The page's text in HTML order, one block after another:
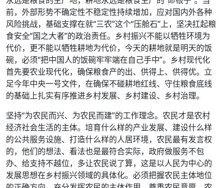
前，外部形势不确定性不稳定性持续增加，应对国内外各种
风险挑战，基础支撑在就“三农”这个“压舱石”上，坚决扛起粮
食安全“国之大者”的政治责任。乡村振兴不能以牺牲环境为
代价，更不能以牺牲耕地为代价，今天的耕地就是明天的饭
碗，必须“把中国人的饭碗牢牢端在自己手中”。乡村现代化
首先要农业现代化，确保粮食产的出、供得上、供得优。立
足今年中央一号文件，在确保不碰耕地红线、守住粮食底线
的基础上扎实有序推进乡村发展、乡村建设、乡村治理。
坚持“为农民而兴、为农民而建”的工作理念。农民才是农村
经济社会生活的主体。培育什么样的产业发展、建设什么样
的公共服务设施、打造什么样的人居环境，农民最有发言权
的，他们的想法、看法也是最符合实际，政府做服务不包
办、给支持不越位，多让农民说了算，这是以人民为中心的
发展思想在乡村振兴领域的具体化。必须把握农民主体地位